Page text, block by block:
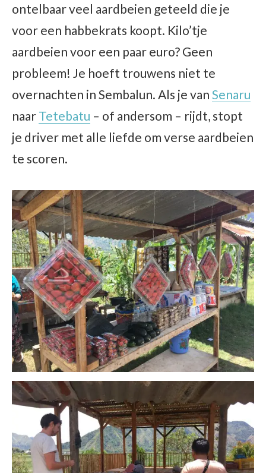
ontelbaar veel aardbeien geteeld die je
voor een habbekrats koopt. Kilo’tje
aardbeien voor een paar euro? Geen
probleem! Je hoeft trouwens niet te
overnachten in Sembalun. Als je van Senaru
naar Tetebatu – of andersom – rijdt, stopt
je driver met alle liefde om verse aardbeien
te scoren.